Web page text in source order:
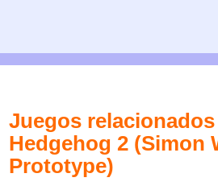
Juegos
Hedgehog 2 (Simon
Prototype)